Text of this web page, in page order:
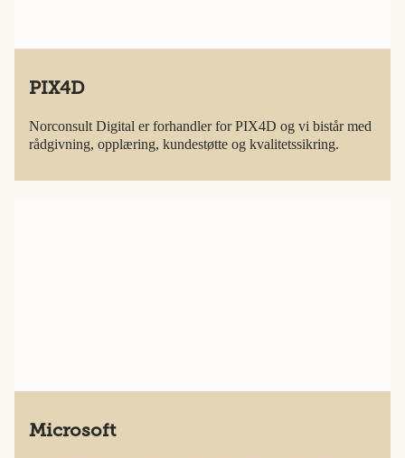
PIX4D
Norconsult Digital er forhandler for PIX4D og vi bistår med
rådgivning, opplæring, kundestøtte og kvalitetssikring.
Microsoft